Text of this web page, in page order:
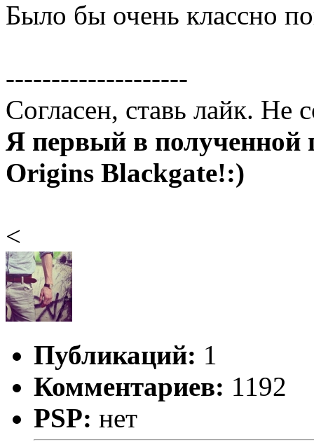
Было бы очень классно
--------------------
Согласен, ставь лайк. Не
Я первый в полученной
Origins Blackgate!:)
<
Публикаций: 1
Комментариев: 1192
PSP: нет